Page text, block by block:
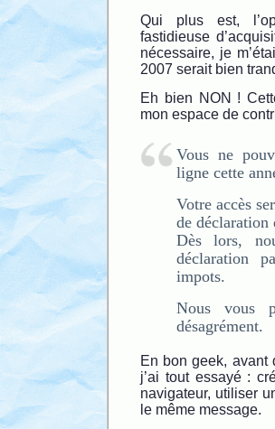
Qui plus est,
fastidieuse
nécessaire, je
2007 serait bien
Eh bien NON !
mon espace de
Vous ne
ligne cette
Votre accès
de déclaration
Dès lors,
déclaration
impots.
Nous vous
désagrément.
En bon geek, avant
j’ai tout essayé :
navigateur, utiliser
le même message.